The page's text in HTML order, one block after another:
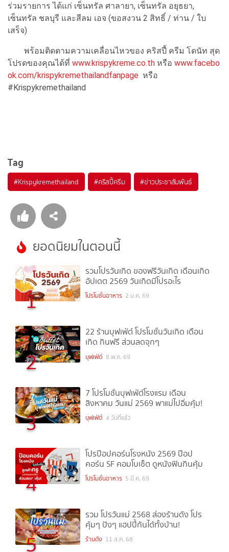
ร่วมรายการ ได้แก่ เซ็นทรัล ศาลายา, เซ็นทรัล อยุธยา,
เซ็นทรัล ชลบุรี และสีลม เอจ (ขอสงวน 2 สิทธิ์ / ท่าน / ใบ
เสร็จ)
พร้อมติดตามความเคลื่อนไหวของ คริสปี้ ครีม โดนัท สุด
โปรดของคุณได้ที่ www.krispykreme.co.th หรือ www.facebo
ok.com/krispykremethailandfanpage หรือ
#Krispykremethailand
Tag
#Krispykremethailand #คริสปี้ครีม #ข่าวประชาสัมพันธ์
ยอดนิยมในตอนนี้
1
รวมโปรวันเกิด ของฟรีวันเกิด เดือนเกิด
อัปเดต 2569 วันเกิดมีโปรอะไร
โปรโมชั่นอาหาร 2 ม.ค. 69
2
22 ร้านบุฟเฟ่ต์ โปรโมชั่นวันเกิด เดือน
เกิด กินฟรี ส่วนลดจุกๆ
บุฟเฟ่ต์ 8 พ.ค. 69
3
7 โปรโมชั่นบุฟเฟ่ต์โรงแรม เดือน
สิงหาคม วันแม่ 2569 พาแม่ไปอิ่มคุ้ม!
บุฟเฟ่ต์ 4 วันที่แล้ว
4
โปรป๊อปคอร์นโรงหนัง 2569 ป๊อป
คอร์น SF คอมโบเซ็ต ดูหนังฟินกินคุ้ม
โปรโมชั่นอาหาร 5 มี.ค. 69
5
รวม โปรวันแม่ 2568 ส่องร้านดัง โปร
คุ้มๆ ปังๆ แฮปปี้กันได้ทั้งบ้าน!
ร้านดัง 11 ส.ค. 68